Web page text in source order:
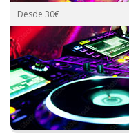
Desde 30€